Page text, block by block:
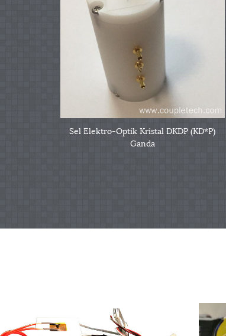
Sel Elektro-Optik Kristal DKDP (KD*P)
Ganda